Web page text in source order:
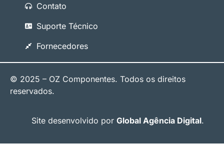
Contato
Suporte Técnico
Fornecedores
© 2025 – OZ Componentes. Todos os direitos
reservados.
Site desenvolvido por Global Agência Digital.